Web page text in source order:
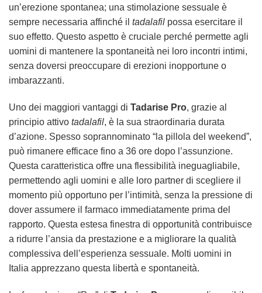
un’erezione spontanea; una stimolazione sessuale è
sempre necessaria affinché il tadalafil possa esercitare il
suo effetto. Questo aspetto è cruciale perché permette agli
uomini di mantenere la spontaneità nei loro incontri intimi,
senza doversi preoccupare di erezioni inopportune o
imbarazzanti.
Uno dei maggiori vantaggi di Tadarise Pro, grazie al
principio attivo tadalafil, è la sua straordinaria durata
d’azione. Spesso soprannominato “la pillola del weekend”,
può rimanere efficace fino a 36 ore dopo l’assunzione.
Questa caratteristica offre una flessibilità ineguagliabile,
permettendo agli uomini e alle loro partner di scegliere il
momento più opportuno per l’intimità, senza la pressione di
dover assumere il farmaco immediatamente prima del
rapporto. Questa estesa finestra di opportunità contribuisce
a ridurre l’ansia da prestazione e a migliorare la qualità
complessiva dell’esperienza sessuale. Molti uomini in
Italia apprezzano questa libertà e spontaneità.